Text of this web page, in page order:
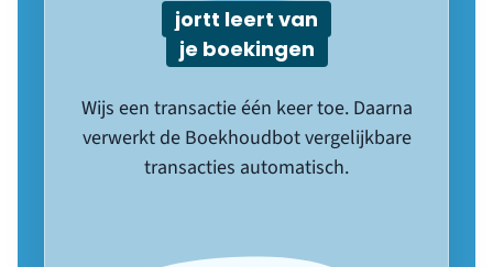
jortt leert van
je boekingen
Wijs een transactie één keer toe. Daarna
verwerkt de Boekhoudbot vergelijkbare
transacties automatisch.